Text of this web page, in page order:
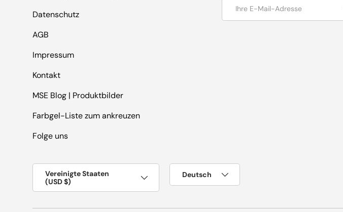
Datenschutz
AGB
Impressum
Kontakt
MSE Blog | Produktbilder
Farbgel-Liste zum ankreuzen
Folge uns
Vereinigte Staaten
(USD $)
Deutsch